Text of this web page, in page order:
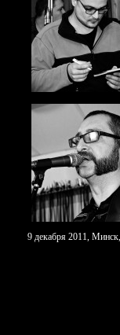
9 декабря 2011,